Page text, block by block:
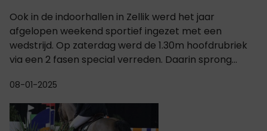
Ook in de indoorhallen in Zellik werd het jaar
afgelopen weekend sportief ingezet met een
wedstrijd. Op zaterdag werd de 1.30m hoofdrubriek
via een 2 fasen special verreden. Daarin sprong...
08-01-2025